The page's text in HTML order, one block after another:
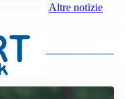
Altre notizie